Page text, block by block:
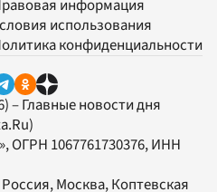
информация
использования
конфиденциальности
– Главные новости дня
, ОГРН 1067761730376, ИНН
Москва, Коптевская